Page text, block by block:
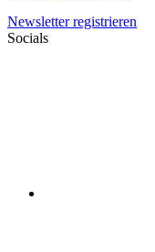
Newsletter registrieren
Socials